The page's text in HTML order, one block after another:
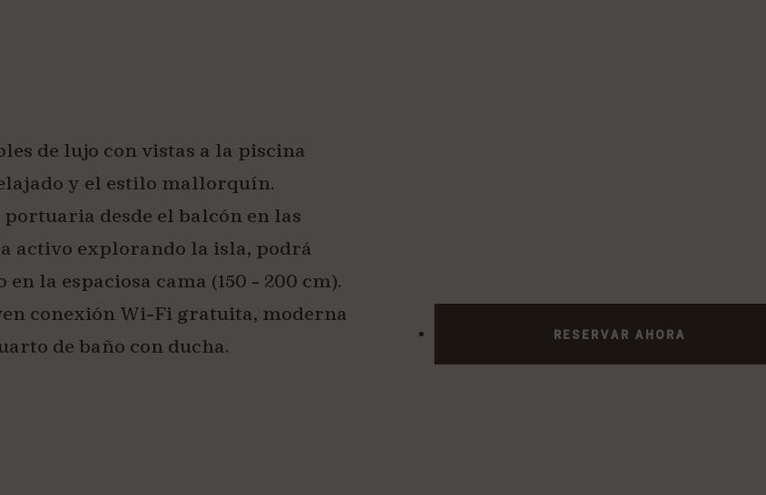
de lujo con vistas a la piscina
y el estilo mallorquín.
desde el balcón en las
activo explorando la isla, podrá
la espaciosa cama (150 - 200 cm).
conexión Wi-Fi gratuita, moderna
de baño con ducha.
RESERVAR AHORA